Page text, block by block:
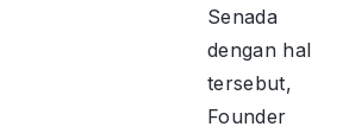
Senada
dengan hal
tersebut,
Founder